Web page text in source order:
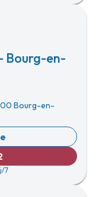
Bourg-en-
Bourg-en-
7